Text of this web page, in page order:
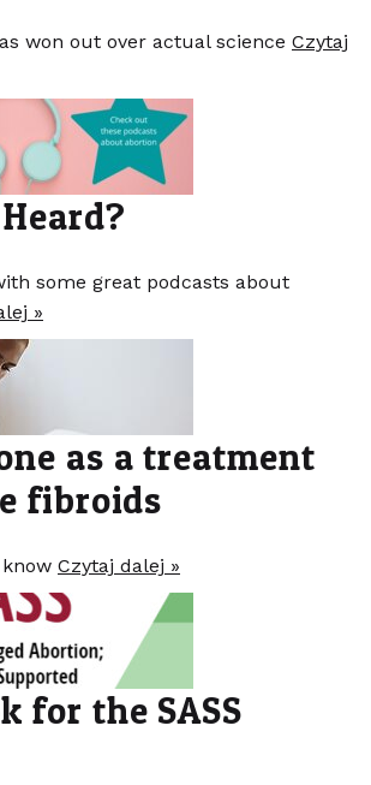
won out over actual science Czytaj
some great podcasts about
»
as a treatment
fibroids
Czytaj dalej »
for the SASS